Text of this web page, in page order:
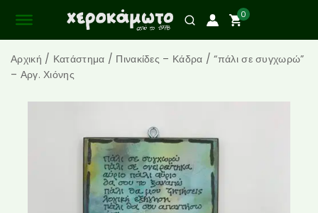
0
Αρχική / Κατάστημα / Πινακίδες – Κάδρα / “πάλι σε συγχωρώ”
– Αργ. Χιόνης